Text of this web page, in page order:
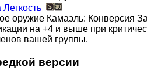
Легкость
оружие Камаэль: Конверсия
на +4 и выше при
вашей группы.
версии